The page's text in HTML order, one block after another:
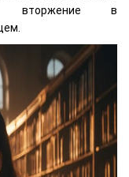
вторжение в